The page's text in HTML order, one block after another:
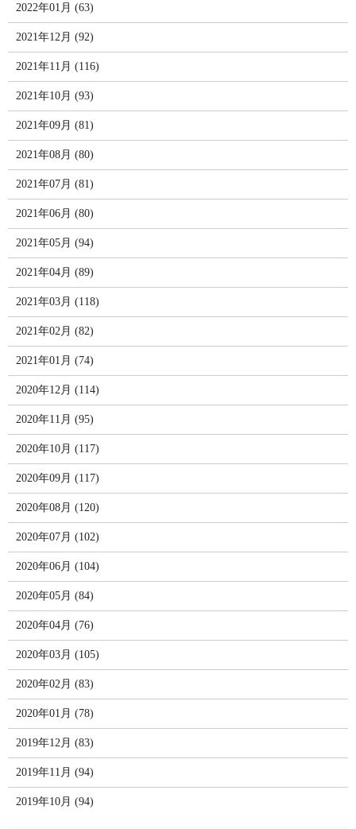
2022年01月 (63)
2021年12月 (92)
2021年11月 (116)
2021年10月 (93)
2021年09月 (81)
2021年08月 (80)
2021年07月 (81)
2021年06月 (80)
2021年05月 (94)
2021年04月 (89)
2021年03月 (118)
2021年02月 (82)
2021年01月 (74)
2020年12月 (114)
2020年11月 (95)
2020年10月 (117)
2020年09月 (117)
2020年08月 (120)
2020年07月 (102)
2020年06月 (104)
2020年05月 (84)
2020年04月 (76)
2020年03月 (105)
2020年02月 (83)
2020年01月 (78)
2019年12月 (83)
2019年11月 (94)
2019年10月 (94)